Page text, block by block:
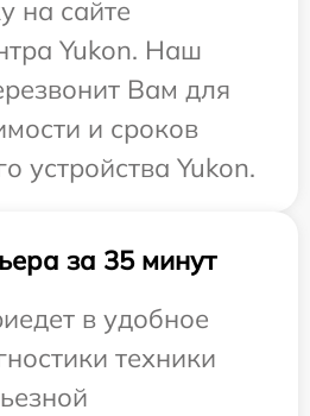
на сайте
Yukon. Наш
Вам для
и сроков
устройства Yukon.
за 35 минут
в удобное
техники